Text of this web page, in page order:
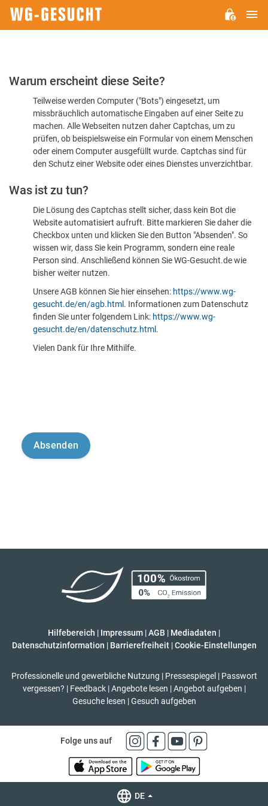
Bitte
dass
sind
Warum erscheint diese Seite?
Teilweise werden Computer ("Bots") eingesetzt, um
missbräuchlich automatische Eingaben auf einer Seite zu
machen. Alle Webseiten nutzen daher Captchas, um zu
prüfen, ob beispielsweise ein Formular von einem Menschen
oder einem Computer ausgefüllt wurde. Captchas sind für
den Schutz einer Website oder eines Dienstes unverzichtbar.
Was ist zu tun?
Die Lösung des Captchas stellt sicher, dass kein Bot die
Website automatisiert aufruft. Bitte markieren Sie daher die
Checkbox unten und klicken Sie den Button "Absenden". So
wissen wir, dass Sie kein Programm, sondern eine reale
Person sind. Anschließend können Sie WG-Gesucht.de wie
bisher weiter nutzen.
Unsere AGB können Sie hier einsehen: https://www.wg-
gesucht.de/en/agb.html . Informationen zum Datenschutz
finden Sie unter folgendem Link: https://www.wg-
gesucht.de/en/datenschutz.html .
Vielen Dank für Ihre Mithilfe.
Hilfebereich | Impressum |AGB | Mediadaten |
Datenschutzinformation | Barrierefreiheit | Cookie-Einstellungen
Professionelle und gewerbliche Nutzung | Pressespiegel | Passwort
vergessen? | Feedback | Angebote lesen | Angebot aufgeben |
Gesuche lesen | Gesuch aufgeben
Folge uns auf
DE